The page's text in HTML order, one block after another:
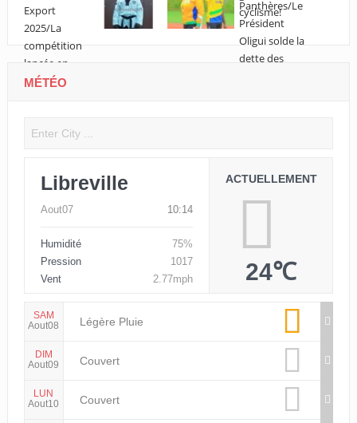
MÉTÉO
Libreville
Aout07 10:14
Humidité
75%
Pression
1017
Vent
2.77mph
ACTUELLEMENT
24℃
SAM
Aout08
Légère Pluie
DIM
Aout09
Couvert
LUN
Aout10
Couvert